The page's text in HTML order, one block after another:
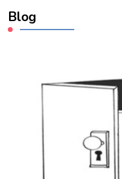
Blog